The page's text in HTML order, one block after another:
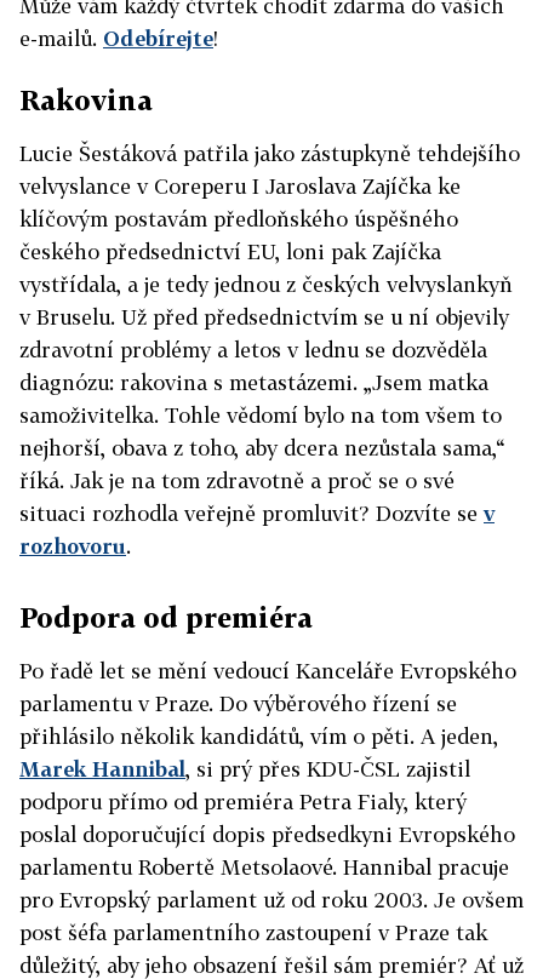
Může vám každý čtvrtek chodit zdarma do vašich
e-mailů. Odebírejte!
Rakovina
Lucie Šestáková patřila jako zástupkyně tehdejšího
velvyslance v Coreperu I Jaroslava Zajíčka ke
klíčovým postavám předloňského úspěšného
českého předsednictví EU, loni pak Zajíčka
vystřídala, a je tedy jednou z českých velvyslankyň
v Bruselu. Už před předsednictvím se u ní objevily
zdravotní problémy a letos v lednu se dozvěděla
diagnózu: rakovina s metastázemi. „Jsem matka
samoživitelka. Tohle vědomí bylo na tom všem to
nejhorší, obava z toho, aby dcera nezůstala sama,“
říká. Jak je na tom zdravotně a proč se o své
situaci rozhodla veřejně promluvit? Dozvíte sev
rozhovoru.
Podpora od premiéra
Po řadě let se mění vedoucí Kanceláře Evropského
parlamentu v Praze. Do výběrového řízení se
přihlásilo několik kandidátů, vím o pěti. A jeden,
Marek Hannibal, si prý přes KDU-ČSL zajistil
podporu přímo od premiéra Petra Fialy, který
poslal doporučující dopis předsedkyni Evropského
parlamentu Robertě Metsolaové. Hannibal pracuje
pro Evropský parlament už od roku 2003. Je ovšem
post šéfa parlamentního zastoupení v Praze tak
důležitý, aby jeho obsazení řešil sám premiér? Ať už